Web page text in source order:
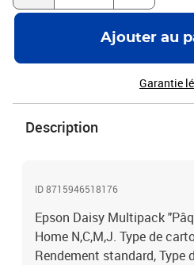
Ajouter au
Garantie
Description
ID 8715946518176
Epson Daisy Multipack
Home N,C,M,J. Type de
Rendement standard,